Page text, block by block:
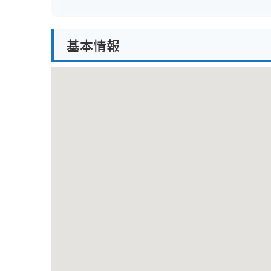
基本情報